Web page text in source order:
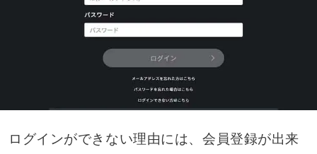
ログインができない理由には、会員登録が出来